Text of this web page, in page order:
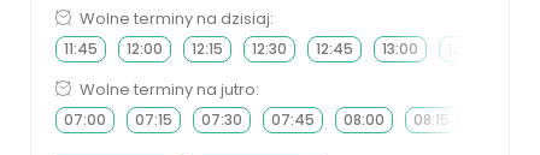
Wolne terminy na dzisiaj:
11:45 12:00 12:15 12:30 12:45 13:00
Wolne terminy na jutro:
07:00 07:15 07:30 07:45 08:00 08:15